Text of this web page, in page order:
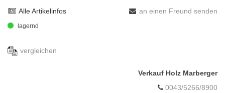
Alle Artikelinfos an einen Freund senden
lagernd
vergleichen
Verkauf Holz Marberger
0043/5266/8900